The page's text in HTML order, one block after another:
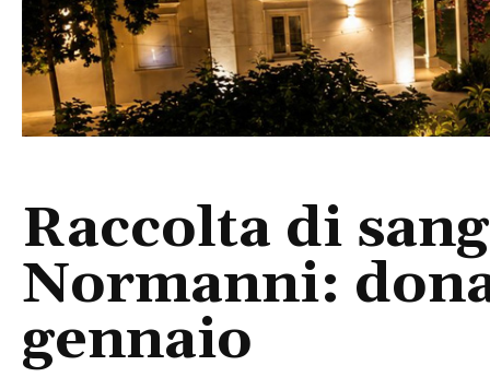
Raccolta di
Normanni:
gennaio